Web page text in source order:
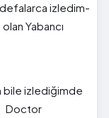
izledim-
Yabancı
bile izlediğimde
Doctor